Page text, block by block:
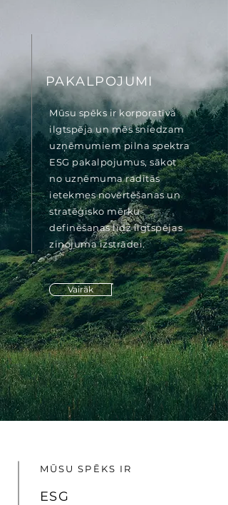
PAKALPOJUMI
Mūsu spēks ir korporatīvā
ilgtspēja un mēs sniedzam
uzņēmumiem pilna spektra
ESG pakalpojumus, sākot
no uzņēmuma radītās
ietekmes novērtēšanas un
stratēģisko mērķu
definēšanas līdz ilgtspējas
ziņojuma izstrādei.
Vairāk
MŪSU SPĒKS IR
ESG